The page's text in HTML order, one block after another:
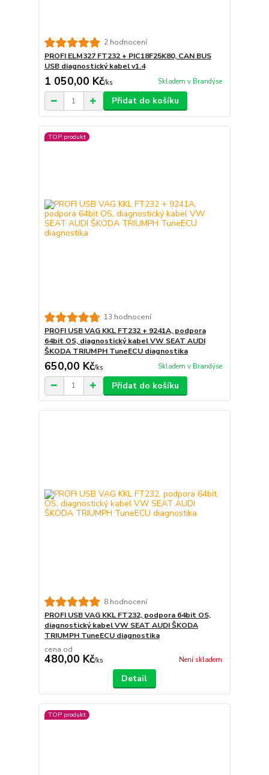
2 hodnocení
PROFI ELM327 FT232 + PIC18F25K80, CAN BUS
USB diagnostický kabel v1.4
1 050,00 Kč/ks Skladem v Brandýse
Přidat do košíku
TOP produkt
13 hodnocení
PROFI USB VAG KKL FT232 + 9241A, podpora
64bit OS, diagnostický kabel VW SEAT AUDI
ŠKODA TRIUMPH TuneECU diagnostika
650,00 Kč/ks Skladem v Brandýse
Přidat do košíku
8 hodnocení
PROFI USB VAG KKL FT232, podpora 64bit OS,
diagnostický kabel VW SEAT AUDI ŠKODA
TRIUMPH TuneECU diagnostika
cena od
480,00 Kč/ks Není skladem
Detail
TOP produkt